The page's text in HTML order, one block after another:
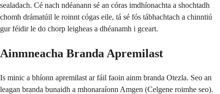
sealadach. Cé nach ndéanann sé an córas imdhíonachta a shochtadh
chomh drámatúil le roinnt cógas eile, tá sé fós tábhachtach a chinntiú
gur féidir le do chorp leigheas a dhéanamh i gceart.
Ainmneacha Branda Apremilast
Is minic a bhíonn apremilast ar fáil faoin ainm branda Otezla. Seo an
leagan branda bunaidh a mhonaraíonn Amgen (Celgene roimhe seo).